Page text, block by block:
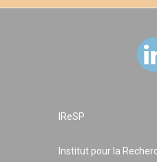
IReSP
Institut pour la